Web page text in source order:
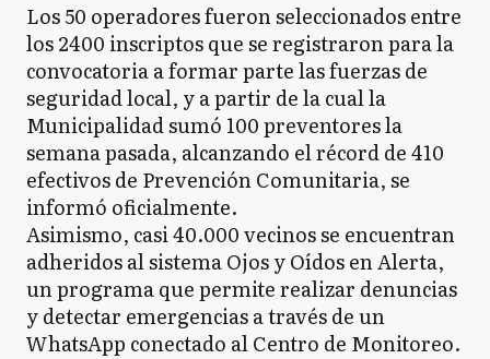
Los 50 operadores fueron seleccionados entre
los 2400 inscriptos que se registraron para la
convocatoria a formar parte las fuerzas de
seguridad local, y a partir de la cual la
Municipalidad sumó 100 preventores la
semana pasada, alcanzando el récord de 410
efectivos de Prevención Comunitaria, se
informó oficialmente.
Asimismo, casi 40.000 vecinos se encuentran
adheridos al sistema Ojos y Oídos en Alerta,
un programa que permite realizar denuncias
y detectar emergencias a través de un
WhatsApp conectado al Centro de Monitoreo.